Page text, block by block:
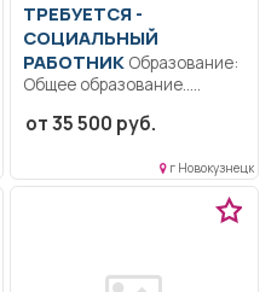
ТРЕБУЕТСЯ -
СОЦИАЛЬНЫЙ
РАБОТНИКОбразование:
Общее образование..
получателям социальных
координационные...
от 35 500 руб.
г Новокузнецк